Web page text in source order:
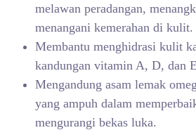
melawan peradangan,
menangani kemerahan di kulit.
Membantu menghidrasi kulit
kandungan vitamin A, D, dan
Mengandung asam lemak
yang ampuh dalam
mengurangi bekas luka.